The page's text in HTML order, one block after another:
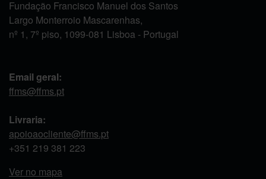
Fundação Francisco Manuel dos Santos
Largo Monterroio Mascarenhas,
nº 1, 7º piso, 1099-081 Lisboa - Portugal
Email geral:
ffms@ffms.pt
Livraria:
apoioaocliente@ffms.pt
+351 219 381 223
Ver no mapa